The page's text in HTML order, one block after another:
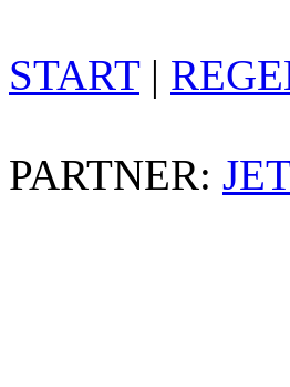
START|
PARTNER: